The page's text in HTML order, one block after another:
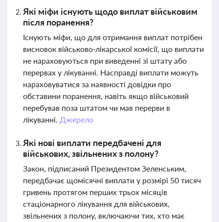
Які міфи існують щодо виплат військовим
після поранення?
Існують міфи, що для отримання виплат потрібен
висновок військово-лікарської комісії, що виплати
не нараховуються при виведенні зі штату або
перервах у лікуванні. Насправді виплати можуть
нараховуватися за наявності довідки про
обставини поранення, навіть якщо військовий
перебував поза штатом чи мав перерви в
лікуванні. Джерело
Які нові виплати передбачені для
військових, звільнених з полону?
Закон, підписаний Президентом Зеленським,
передбачає щомісячні виплати у розмірі 50 тисяч
гривень протягом перших трьох місяців
стаціонарного лікування для військових,
звільнених з полону, включаючи тих, хто має